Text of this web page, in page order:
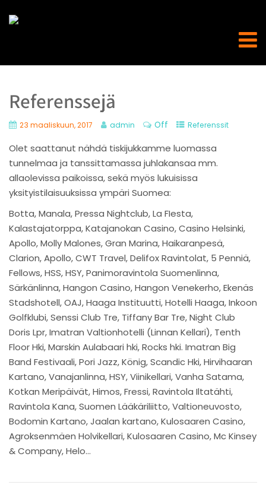
Referenssejä
23 maaliskuun, 2017 admin Off Referenssit
Olet saattanut nähdä tiskijukkamme luomassa
tunnelmaa ja tanssittamassa juhlakansaa mm.
allaolevissa paikoissa, sekä myös lukuisissa
yksityistilaisuuksissa ympäri Suomea:
Botta, Manala, Pressa Nightclub, La FIesta,
Kalastajatorppa, Katajanokan Casino, Casino Helsinki,
Apollo, Molly Malones, Gran Marina, Haikaranpesä,
Clarion, Apollo, CWT Travel, Delifox Ravintolat, 5 Penniä,
Fellows, HSS, HSY, Panimoravintola Suomenlinna,
Särkänlinna, Hangon Casino, Hangon Venekerho, Ekenäs
Stadshotell, OAJ, Haaga Instituutti, Hotelli Haaga, Inkoon
Golfklubi,Senssi Club Tre, Tiffany Bar Tre, Night Club
Doris Lpr, Imatran Valtionhotelli (Linnan Kellari), Tenth
Floor Hki, Marskin Aulabaari hki, Rocks hki. Imatran Big
Band Festivaali, Pori Jazz, König, Scandic Hki, Hirvihaaran
Kartano, Vanajanlinna, HSY, Viinikellari, Vanha Satama,
Kotkan Meripäivät, Himos, Fressi, Ravintola Iltatähti,
Ravintola Kana, Suomen Lääkäriliitto, Valtioneuvosto,
Bodomin Kartano, Jaalan kartano, Kulosaaren Casino,
Agroksenmäen Holvikellari,Kulosaaren Casino, Mc Kinsey
& Company, Helo…